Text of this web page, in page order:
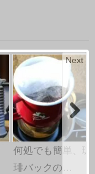
何処でも簡単、珈
琲バックの…
Next